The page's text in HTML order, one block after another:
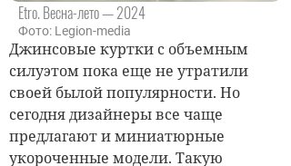
Etro. Весна-лето — 2024
Фото: Legion-media
Джинсовые куртки с объемным
силуэтом пока еще не утратили
своей былой популярности. Но
сегодня дизайнеры все чаще
предлагают и миниатюрные
укороченные модели. Такую